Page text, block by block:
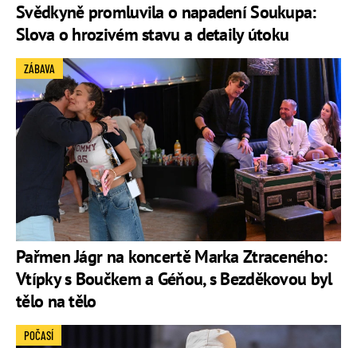
Svědkyně promluvila o napadení Soukupa:
Slova o hrozivém stavu a detaily útoku
Pařmen Jágr na koncertě Marka Ztraceného:
Vtípky s Boučkem a Géňou, s Bezděkovou byl
tělo na tělo
ZÁBAVA
POČASÍ